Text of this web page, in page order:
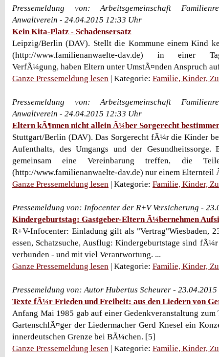
Pressemeldung von: Arbeitsgemeinschaft
Anwaltverein - 24.04.2015 12:33 Uhr
Kein Kita-Platz - Schadensersatz
Leipzig/Berlin (DAV). Stellt die Kommune einem Kind
(http://www.familienanwaelte-dav.de) in einer
VerfÃ¼gung, haben Eltern unter UmstÃ¤nden Anspruch
Ganze Pressemeldung lesen | Kategorie: Familie, Kinder,
Pressemeldung von: Arbeitsgemeinschaft
Anwaltverein - 24.04.2015 12:33 Uhr
Eltern kÃ¶nnen nicht allein Ã¼ber Sorgerecht
Stuttgart/Berlin (DAV). Das Sorgerecht fÃ¼r die Kinder
Aufenthalts, des Umgangs und der Gesundheitssorge.
gemeinsam eine Vereinbarung treffen, die
(http://www.familienanwaelte-dav.de) nur einem Elternteil
Ganze Pressemeldung lesen | Kategorie: Familie, Kinder,
Pressemeldung von: Infocenter der R+V Versicherung -
Kindergeburtstag: Gastgeber-Eltern Ã¼bernehmen
R+V-Infocenter: Einladung gilt als "Vertrag"Wiesbaden,
essen, Schatzsuche, Ausflug: Kindergeburtstage sind
verbunden - und mit viel Verantwortung. ...
Ganze Pressemeldung lesen | Kategorie: Familie, Kinder,
Pressemeldung von: Autor Hubertus Scheurer -
Texte fÃ¼r Frieden und Freiheit: aus den Liedern von
Anfang Mai 1985 gab auf einer Gedenkveranstaltung zum
GartenschlÃ¤ger der Liedermacher Gerd Knesel ein
innerdeutschen Grenze bei BÃ¼chen. [5]
Ganze Pressemeldung lesen | Kategorie: Familie, Kinder,